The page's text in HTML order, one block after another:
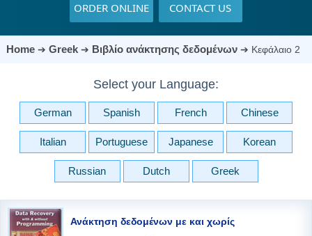
ORDER ONLINE CONTACT US
Home➔ Greek ➔ Βιβλίο ανάκτησης δεδομένων➔ Κεφάλαιο 2
Select your Language:
German Spanish French Chinese
Italian Portuguese Japanese Korean
Russian Dutch Greek
Ανάκτηση δεδομένων με και χωρίς